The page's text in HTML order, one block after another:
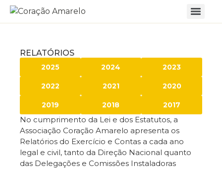
RELATÓRIOS
2025 2024 2023
2022 2021 2020
2019 2018 2017
No cumprimento da Lei e dos Estatutos, a
Associação Coração Amarelo apresenta os
Relatórios do Exercício e Contas a cada ano
legal e civil, tanto da Direção Nacional quanto
das Delegações e Comissões Instaladoras